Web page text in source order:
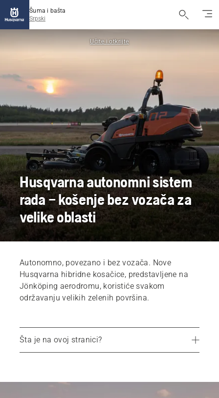
Šuma i bašta
Srpski
Učite i otkrijte
Husqvarna autonomni sistem
rada – košenje bez vozača za
velike oblasti
Autonomno, povezano i bez vozača. Nove
Husqvarna hibridne kosačice, predstavljene na
Jönköping aerodromu, koristiće svakom
održavanju velikih zelenih površina.
Šta je na ovoj stranici?
Olakšano održavanje na aerodromu